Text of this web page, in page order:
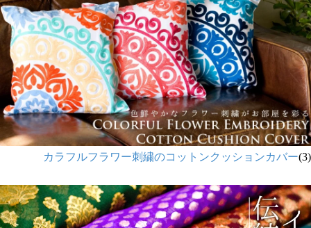
カラフルフラワー刺繍のコットンクッションカバー(3)